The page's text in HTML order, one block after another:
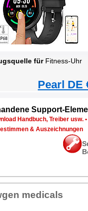
fürFitness-Uhr
Pearl DE
Support-
Handbuch, Treiber usw. •
& Auszeichnungen
medicals